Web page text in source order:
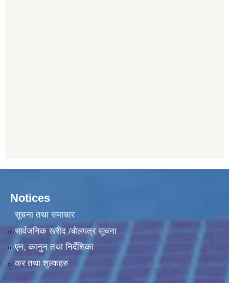
Notices
सूचना तथा समाचार
सार्वजनिक खरीद /बोलपत्र सूचना
एन, कानुन तथा निर्देशिका
कर तथा शुल्कहरु